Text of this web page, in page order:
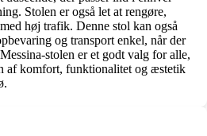
Stolen er også let at rengøre,
høj trafik. Denne stol kan også
og transport enkel, når der
stolen er et godt valg for alle,
af komfort, funktionalitet og æstetik